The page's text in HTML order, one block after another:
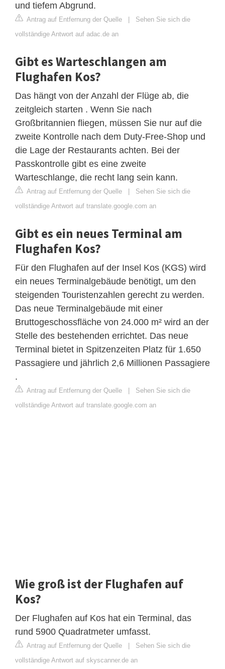
und tiefem Abgrund.
Antrag auf Entfernung der Quelle | Sehen Sie sich die
vollständige Antwort auf adac.de an
Gibt es Warteschlangen am
Flughafen Kos?
Das hängt von der Anzahl der Flüge ab, die
zeitgleich starten . Wenn Sie nach
Großbritannien fliegen, müssen Sie nur auf die
zweite Kontrolle nach dem Duty-Free-Shop und
die Lage der Restaurants achten. Bei der
Passkontrolle gibt es eine zweite
Warteschlange, die recht lang sein kann.
Antrag auf Entfernung der Quelle | Sehen Sie sich die
vollständige Antwort auf translate.google.com an
Gibt es ein neues Terminal am
Flughafen Kos?
Für den Flughafen auf der Insel Kos (KGS) wird
ein neues Terminalgebäude benötigt, um den
steigenden Touristenzahlen gerecht zu werden.
Das neue Terminalgebäude mit einer
Bruttogeschossfläche von 24.000 m² wird an der
Stelle des bestehenden errichtet. Das neue
Terminal bietet in Spitzenzeiten Platz für 1.650
Passagiere und jährlich 2,6 Millionen Passagiere
.
Antrag auf Entfernung der Quelle | Sehen Sie sich die
vollständige Antwort auf translate.google.com an
Wie groß ist der Flughafen auf
Kos?
Der Flughafen auf Kos hat ein Terminal, das
rund 5900 Quadratmeter umfasst.
Antrag auf Entfernung der Quelle | Sehen Sie sich die
vollständige Antwort auf skyscanner.de an